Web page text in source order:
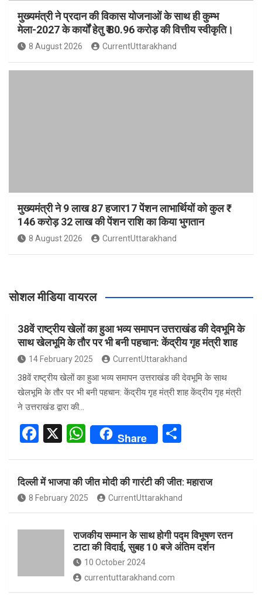
मुख्यमंत्री ने प्रदान की विकास योजनाओं के साथ ही कुम्भ
मेला-2027 के कार्यों हेतु ₹ 80.96 करोड़ की वित्तीय स्वीकृति।
8 August 2026 CurrentUttarakhand
मुख्यमंत्री ने 9 लाख 87 हजार17 पेंशन लाभार्थियों को कुल ₹
146 करोड़ 32 लाख की पेंशन राशि का किया भुगतान
8 August 2026 CurrentUttarakhand
सोशल मीडिया वायरल
38वें राष्ट्रीय खेलों का हुआ भव्य समापन उत्तराखंड की देवभूमि के
साथ खेलभूमि के तौर पर भी बनी पहचान: केंद्रीय गृह मंत्री शाह
14 February 2025 CurrentUttarakhand
38वें राष्ट्रीय खेलों का हुआ भव्य समापन उत्तराखंड की देवभूमि के साथ
खेलभूमि के तौर पर भी बनी पहचान: केंद्रीय गृह मंत्री शाह केंद्रीय गृह मंत्री
ने उत्तराखंड द्वारा की…
F
ce
b
o
o
X
W
at
s
A
p
p
Share
e
दिल्ली में भाजपा की जीत मोदी की गारंटी की जीत: महाराज
8 February 2025 CurrentUttarakhand
राजकीय सम्मान के साथ होगी पद्म विभूषण रतन
टाटा की विदाई, सुबह 10 बजे अंतिम दर्शन
10 October 2024
currentuttarakhand.com